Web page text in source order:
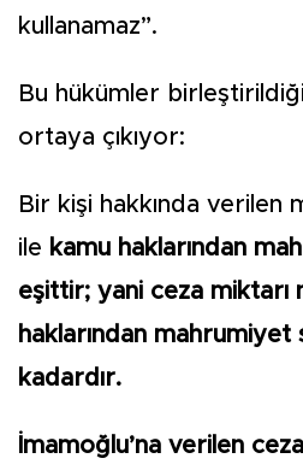
kullanamaz”.
Bu hükümler
ortaya çıkıyor:
Bir kişi hakkında verilen
ile kamu haklarından
eşittir; yani ceza miktarı
haklarından
kadardır.
İmamoğlu’na verilen